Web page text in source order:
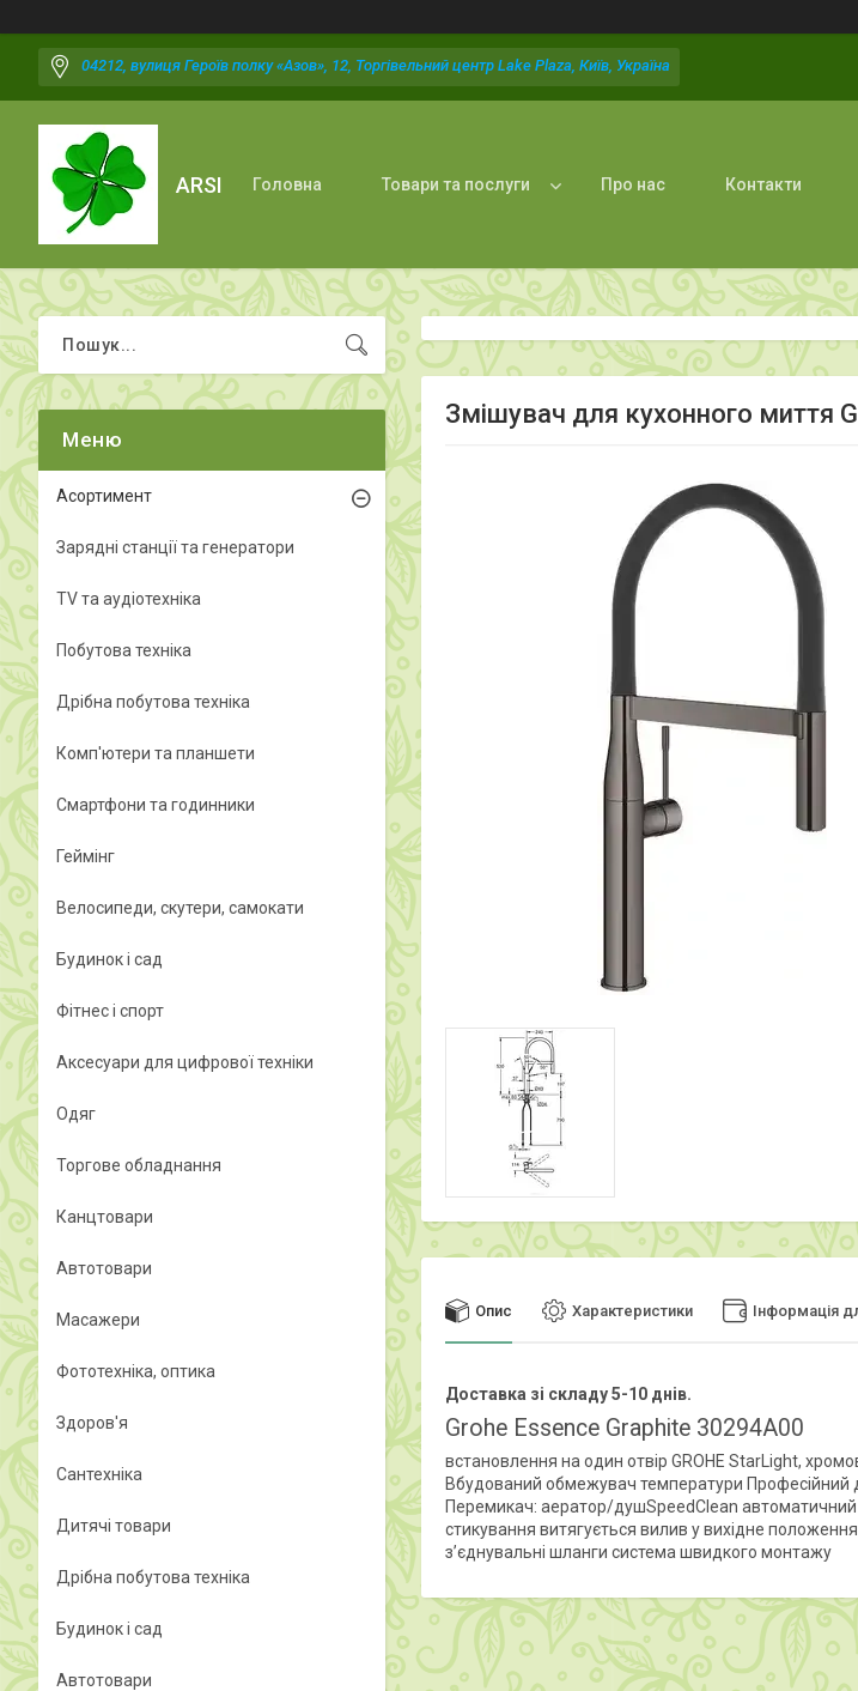
04212, вулиця Героїв полку «Азов», 12, Торгівельний центр Lake Plaza, Київ, Україна
ARSI Головна Товари та послуги Про нас Контакти
Змішувач для кухонного миття
Опис Характеристики Інформація
Доставка зі складу 5-10 днів.
Grohe Essence Graphite 30294A00
встановлення на один отвір GROHE StarLight,
Вбудований обмежувач температури Професійний
Перемикач: аератор/душSpeedClean автоматичний
стикування витягується вилив у вихідне
з’єднувальні шланги система швидкого монтажу
Асортимент
Зарядні станції та генератори
TV та аудіотехніка
Побутова техніка
Дрібна побутова техніка
Комп'ютери та планшети
Смартфони та годинники
Геймінг
Велосипеди, скутери, самокати
Будинок і сад
Фітнес і спорт
Аксесуари для цифрової техніки
Одяг
Торгове обладнання
Канцтовари
Автотовари
Масажери
Фототехніка, оптика
Здоров'я
Сантехніка
Дитячі товари
Дрібна побутова техніка
Будинок і сад
Автотовари